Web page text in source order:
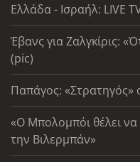
Ελλάδα - Ισραήλ: LIVE
Έβανς για Ζαλγκίρις:
(pic)
Παπάγος: «Στρατηγός»
«Ο Μπολομπόι θέλει
την Βιλερμπάν»